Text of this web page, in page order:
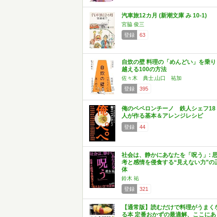
汽車旅12カ月 (新潮文庫 み 10-1)
宮脇 俊三
登録
63
自炊の壁 料理の「めんどい」を乗り
越える100の方法
佐々木 典士,山口 祐加
登録
395
俺のペペロンチーノ 鉄人シェフ18
人が作る基本＆アレンジレシピ
登録 44
社会は、静かにあなたを「呪う」:
考と感情を侵食する“見えない力”の
体
鈴木 祐
登録
321
【通常版】読むだけで料理がうまく
る本 定番おかずの最適解、ここにあ